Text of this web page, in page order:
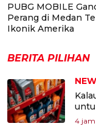
PUBG MOBILE
Perang di Medan
Ikonik Amerika
BERITA PILIHAN
4 jam